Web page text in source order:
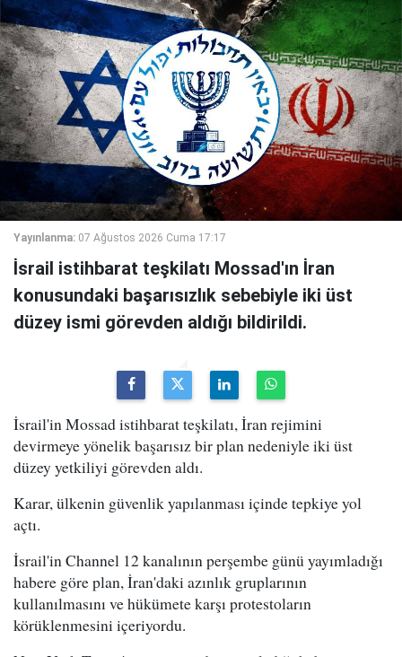
Yayınlanma: 07 Ağustos 2026 Cuma 17:17
İsrail istihbarat teşkilatı Mossad'ın İran
konusundaki başarısızlık sebebiyle iki üst
düzey ismi görevden aldığı bildirildi.
İsrail'in Mossad istihbarat teşkilatı, İran rejimini
devirmeye yönelik başarısız bir plan nedeniyle iki üst
düzey yetkiliyi görevden aldı.
Karar, ülkenin güvenlik yapılanması içinde tepkiye yol
açtı.
İsrail'in Channel 12 kanalının perşembe günü yayımladığı
habere göre plan, İran'daki azınlık gruplarının
kullanılmasını ve hükümete karşı protestoların
körüklenmesini içeriyordu.